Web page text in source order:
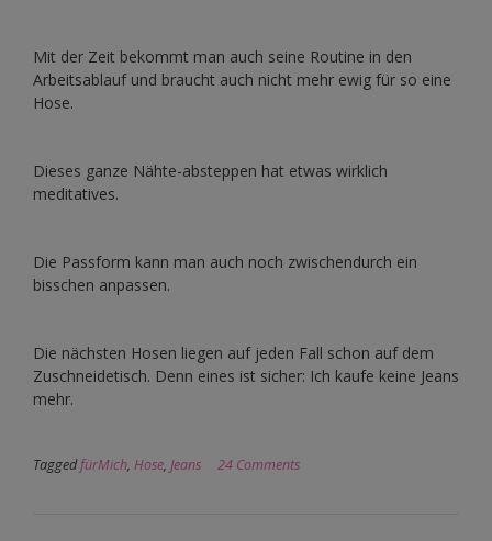
Mit der Zeit bekommt man auch seine Routine in den
Arbeitsablauf und braucht auch nicht mehr ewig für so eine
Hose.
Dieses ganze Nähte-absteppen hat etwas wirklich
meditatives.
Die Passform kann man auch noch zwischendurch ein
bisschen anpassen.
Die nächsten Hosen liegen auf jeden Fall schon auf dem
Zuschneidetisch. Denn eines ist sicher: Ich kaufe keine Jeans
mehr.
TaggedfürMich, Hose, Jeans 24 Comments